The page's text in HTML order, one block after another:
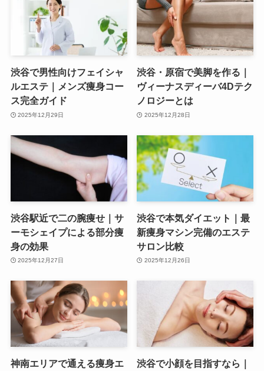
渋谷で男性向けフェイシャ
ルエステ｜メンズ痩身コー
ス完全ガイド
2025年12月29日
渋谷・原宿で美脚を作る｜
ヴィーナスディーバ4Dテク
ノロジーとは
2025年12月28日
渋谷駅近で二の腕痩せ｜サ
ーモシェイプによる部分痩
身の効果
2025年12月27日
渋谷で本気ダイエット｜最
新痩身マシン完備のエステ
サロン比較
2025年12月26日
神南エリアで通える痩身エ
渋谷で小顔を目指すなら｜